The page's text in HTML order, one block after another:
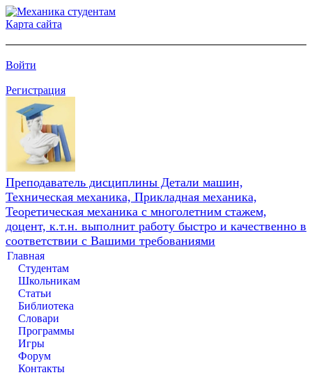
Карта сайта
Войти
Регистрация
Преподаватель дисциплины Детали машин,
Техническая механика, Прикладная механика,
Теоретическая механика с многолетним стажем,
доцент, к.т.н. выполнит работу быстро и качественно в
соответствии с Вашими требованиями
Главная
Студентам
Школьникам
Статьи
Библиотека
Словари
Программы
Игры
Форум
Контакты